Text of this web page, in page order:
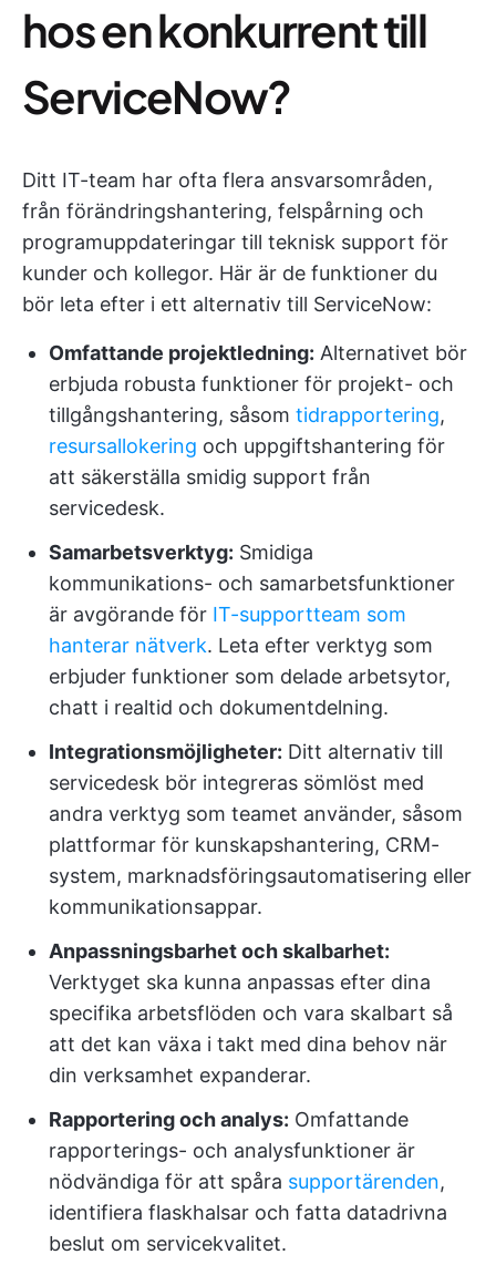
hos en konkurrent till
ServiceNow?
Ditt IT-team har ofta flera ansvarsområden,
från förändringshantering, felspårning och
programuppdateringar till teknisk support för
kunder och kollegor. Här är de funktioner du
bör leta efter i ett alternativ till ServiceNow:
Omfattande projektledning: Alternativet bör
erbjuda robusta funktioner för projekt- och
tillgångshantering, såsom tidrapportering,
resursallokering och uppgiftshantering för
att säkerställa smidig support från
servicedesk.
Samarbetsverktyg: Smidiga
kommunikations- och samarbetsfunktioner
är avgörande för IT-supportteam som
hanterar nätverk. Leta efter verktyg som
erbjuder funktioner som delade arbetsytor,
chatt i realtid och dokumentdelning.
Integrationsmöjligheter: Ditt alternativ till
servicedesk bör integreras sömlöst med
andra verktyg som teamet använder, såsom
plattformar för kunskapshantering, CRM-
system, marknadsföringsautomatisering eller
kommunikationsappar.
Anpassningsbarhet och skalbarhet:
Verktyget ska kunna anpassas efter dina
specifika arbetsflöden och vara skalbart så
att det kan växa i takt med dina behov när
din verksamhet expanderar.
Rapportering och analys: Omfattande
rapporterings- och analysfunktioner är
nödvändiga för att spåra supportärenden,
identifiera flaskhalsar och fatta datadrivna
beslut om servicekvalitet.